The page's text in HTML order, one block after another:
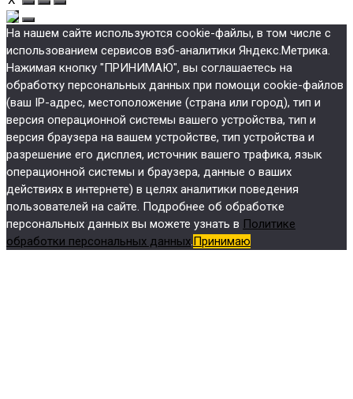
На нашем сайте используются cookie-файлы, в том числе с
использованием сервисов вэб-аналитики Яндекс.Метрика.
Нажимая кнопку "ПРИНИМАЮ", вы соглашаетесь на
обработку персональных данных при помощи cookie-файлов
(ваш IP-адрес, местоположение (страна или город), тип и
версия операционной системы вашего устройства, тип и
версия браузера на вашем устройстве, тип устройства и
разрешение его дисплея, источник вашего трафика, язык
операционной системы и браузера, данные о ваших
действиях в интернете) в целях аналитики поведения
пользователей на сайте. Подробнее об обработке
персональных данных вы можете узнать в Политике
обработки персональных данных. Принимаю